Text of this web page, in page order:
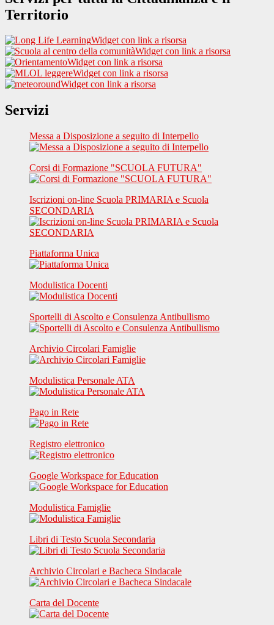
Territorio
Widget con link a risorsa
Widget con link a risorsa
Widget con link a risorsa
Widget con link a risorsa
Widget con link a risorsa
Servizi
Messa a Disposizione a seguito di Interpello
Corsi di Formazione "SCUOLA FUTURA"
Iscrizioni on-line Scuola PRIMARIA e Scuola
SECONDARIA
Piattaforma Unica
Modulistica Docenti
Sportelli di Ascolto e Consulenza Antibullismo
Archivio Circolari Famiglie
Modulistica Personale ATA
Pago in Rete
Registro elettronico
Google Workspace for Education
Modulistica Famiglie
Libri di Testo Scuola Secondaria
Archivio Circolari e Bacheca Sindacale
Carta del Docente